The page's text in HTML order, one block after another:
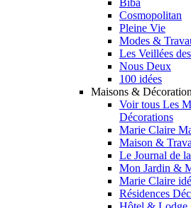
Biba
Cosmopolitan
Pleine Vie
Modes &
Les Veillées
Nous Deux
100 idées
Maisons &
Voir tous Les
Décorations
Marie Claire
Maison &
Le Journal de
Mon Jardin &
Marie Claire
Résidences